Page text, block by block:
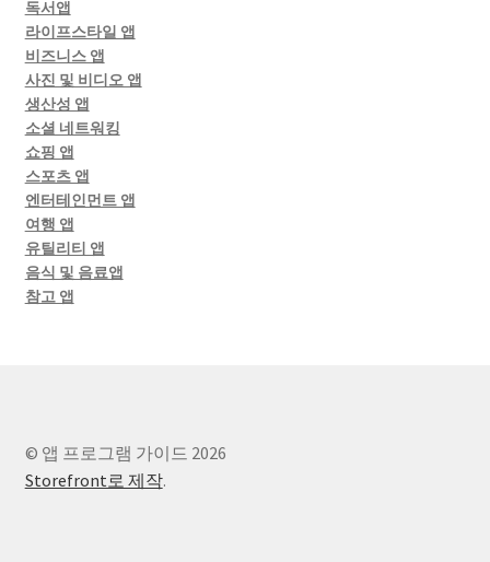
독서앱
라이프스타일 앱
비즈니스 앱
사진 및 비디오 앱
생산성 앱
소셜 네트워킹
쇼핑 앱
스포츠 앱
엔터테인먼트 앱
여행 앱
유틸리티 앱
음식 및 음료앱
참고 앱
© 앱 프로그램 가이드 2026
Storefront로 제작.